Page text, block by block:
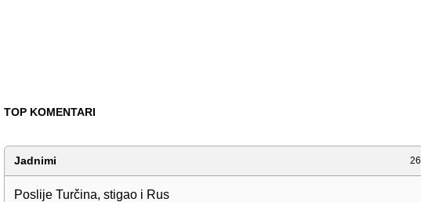
TOP KOMENTARI
Jadnimi
Poslije Turčina, stigao i Rus